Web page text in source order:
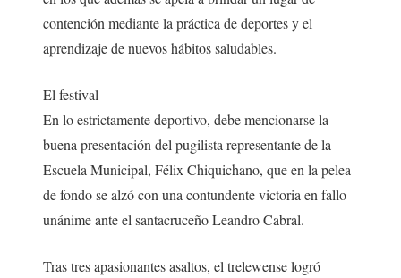
contención mediante la práctica de deportes y el
aprendizaje de nuevos hábitos saludables.
El festival
En lo estrictamente deportivo, debe mencionarse la
buena presentación del pugilista representante de la
Escuela Municipal, Félix Chiquichano, que en la pelea
de fondo se alzó con una contundente victoria en fallo
unánime ante el santacruceño Leandro Cabral.
Tras tres apasionantes asaltos, el trelewense logró